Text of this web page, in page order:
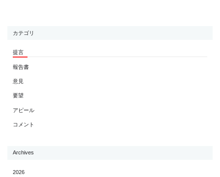
カテゴリ
提言
報告書
意見
要望
アピール
コメント
Archives
2026